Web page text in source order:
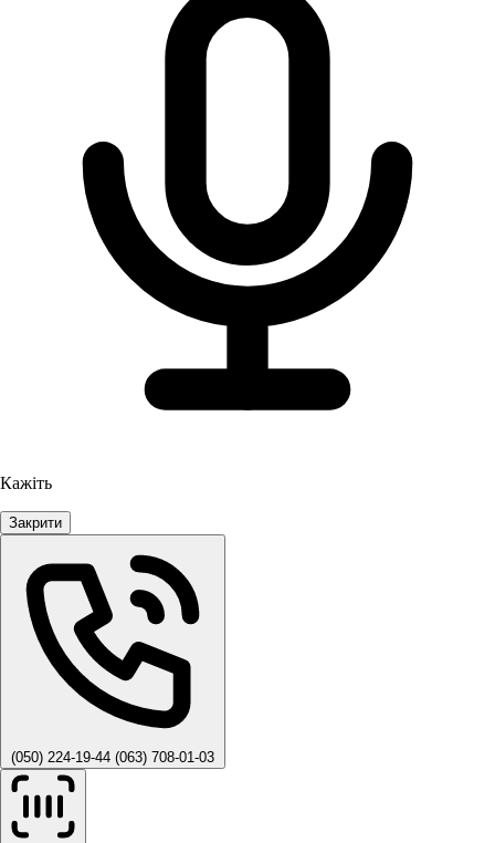
Кажіть
Закрити
(050) 224-19-44 (063) 708-01-03